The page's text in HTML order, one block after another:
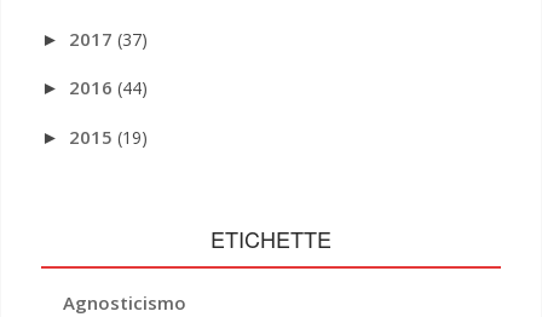
► 2017 (37)
► 2016 (44)
► 2015 (19)
ETICHETTE
Agnosticismo